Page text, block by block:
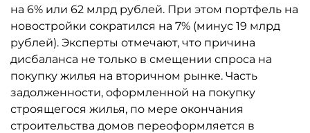
на 6% или 62 млрд рублей. При этом портфель на
новостройки сократился на 7% (минус 19 млрд
рублей). Эксперты отмечают, что причина
дисбаланса не только в смещении спроса на
покупку жилья на вторичном рынке. Часть
задолженности, оформленной на покупку
строящегося жилья, по мере окончания
строительства домов переоформляется в